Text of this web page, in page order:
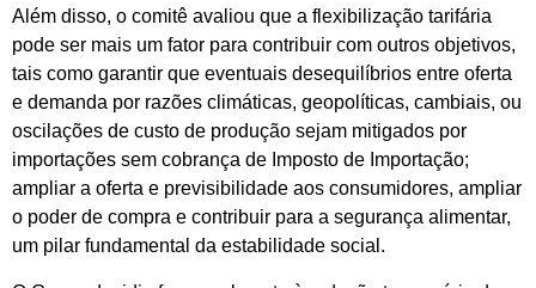
Além disso, o comitê avaliou que a flexibilização tarifária
pode ser mais um fator para contribuir com outros objetivos,
tais como garantir que eventuais desequilíbrios entre oferta
e demanda por razões climáticas, geopolíticas, cambiais, ou
oscilações de custo de produção sejam mitigados por
importações sem cobrança de Imposto de Importação;
ampliar a oferta e previsibilidade aos consumidores, ampliar
o poder de compra e contribuir para a segurança alimentar,
um pilar fundamental da estabilidade social.